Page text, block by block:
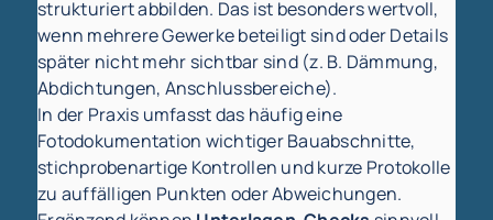
strukturiert abbilden. Das ist besonders wertvoll,
wenn mehrere Gewerke beteiligt sind oder Details
später nicht mehr sichtbar sind (z. B. Dämmung,
Abdichtungen, Anschlussbereiche).
In der Praxis umfasst das häufig eine
Fotodokumentation wichtiger Bauabschnitte,
stichprobenartige Kontrollen und kurze Protokolle
zu auffälligen Punkten oder Abweichungen.